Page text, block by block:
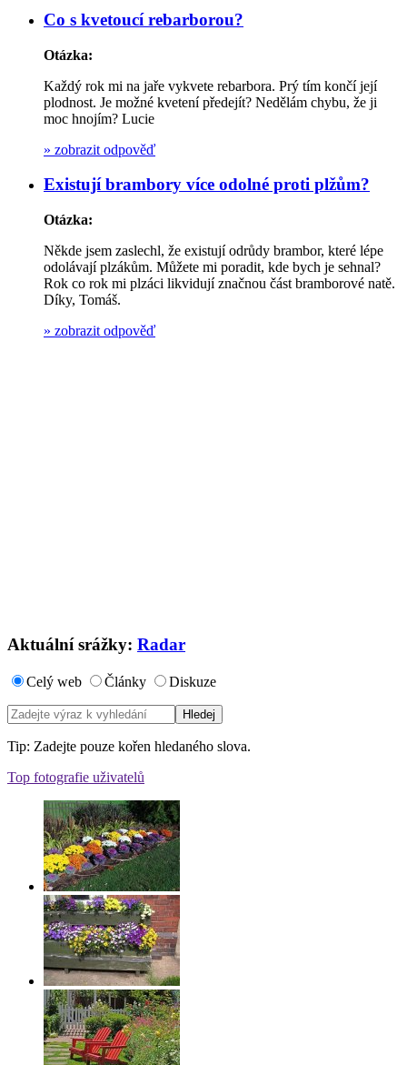
Co s kvetoucí rebarborou?
Otázka:
Každý rok mi na jaře vykvete rebarbora. Prý tím končí její
plodnost. Je možné kvetení předejít? Nedělám chybu, že ji
moc hnojím? Lucie
» zobrazit odpověď
Existují brambory více odolné proti plžům?
Otázka:
Někde jsem zaslechl, že existují odrůdy brambor, které lépe
odolávají plzákům. Můžete mi poradit, kde bych je sehnal?
Rok co rok mi plzáci likvidují značnou část bramborové natě.
Díky, Tomáš.
» zobrazit odpověď
Aktuální srážky: Radar
Celý web Články Diskuze
Tip: Zadejte pouze kořen hledaného slova.
Top fotografie uživatelů